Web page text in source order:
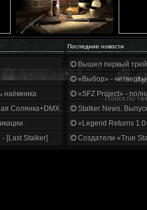
Последние новости
трейлера
наёмника
Солянка+DMX 1.3.5.ООП.МА.К.
[Last Stalker]
Вышел первый
«Выбор» -
«SFZ Project» -
Stalker News.
«Legend Returns
Создатели «True